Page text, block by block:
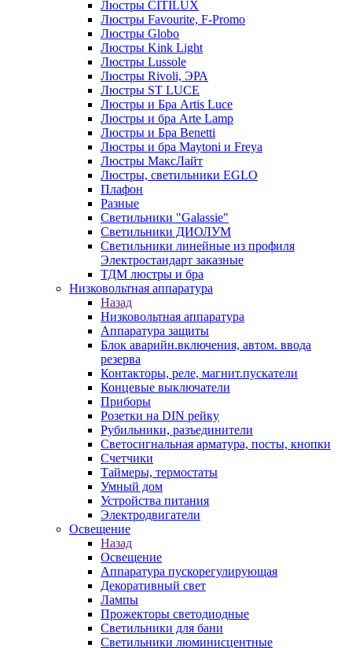
Люстры CITILUX
Люстры Favourite, F-Promo
Люстры Globo
Люстры Kink Light
Люстры Lussole
Люстры Rivoli, ЭРА
Люстры ST LUCE
Люстры и Бра Artis Luce
Люстры и бра Arte Lamp
Люстры и Бра Benetti
Люстры и бра Maytoni и Freya
Люстры МаксЛайт
Люстры, светильники EGLO
Плафон
Разные
Светильники "Galassie"
Светильники ДИОЛУМ
Светильники линейные из профиля
Электростандарт заказные
ТДМ люстры и бра
Низковольтная аппаратура
Назад
Низковольтная аппаратура
Аппаратура защиты
Блок аварийн.включения, автом. ввода
резерва
Контакторы, реле, магнит.пускатели
Концевые выключатели
Приборы
Розетки на DIN рейку
Рубильники, разъединители
Светосигнальная арматура, посты, кнопки
Счетчики
Таймеры, термостаты
Умный дом
Устройства питания
Электродвигатели
Освещение
Назад
Освещение
Аппаратура пускорегулирующая
Декоративный свет
Лампы
Прожекторы светодиодные
Светильники для бани
Светильники люминисцентные